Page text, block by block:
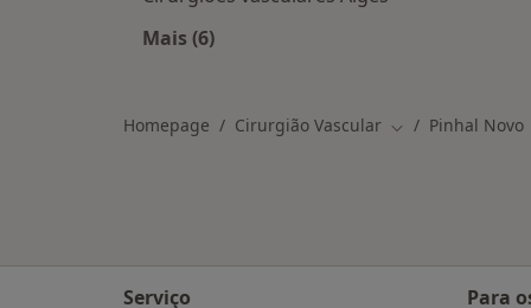
Mais (6)
Homepage Cirurgião Vascular Mudar de cidade
Pinhal Novo
Serviço
Para